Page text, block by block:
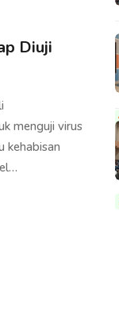
Diuji
menguji virus
kehabisan